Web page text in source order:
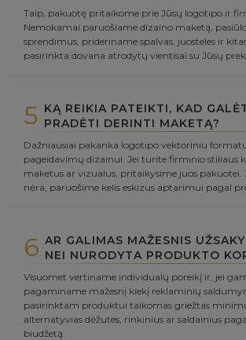
Taip, pakuotę pritaikome prie Jūsų logotipo ir
Nemokamai paruošiame dizaino maketą,
sprendimus, prideriname spalvas, juosteles ir
pasirinkta dovana atrodytų vientisai su Jūsų
5 KĄ REIKIA PATEIKTI, KAD
PRADĖTI DERINTI MAKETĄ?
Dažniausiai pakanka logotipo vektoriniu
pageidavimų dizainui. Jei turite firminio stiliaus
maketus ar vizualus, pritaikysime juos pakuotei.
nėra, paruošime kelis eskizus aptarimui pagal
6 AR GALIMAS MAŽESNIS
NEI NURODYTA PRODUKTO
Visuomet vertiname individualų poreikį ir, jei
pagaminame mažesnį kiekį reklaminių
pasirinktam produktui taikomas griežtas
alternatyvias dėžutes, rinkinius ar saldainius
biudžetą.